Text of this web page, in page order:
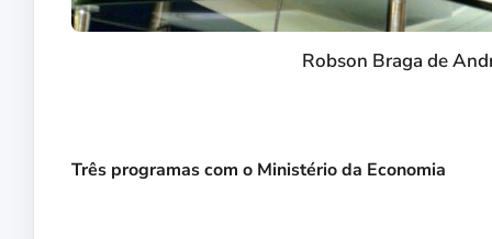
Robson Braga de
Três programas com o Ministério da Economia